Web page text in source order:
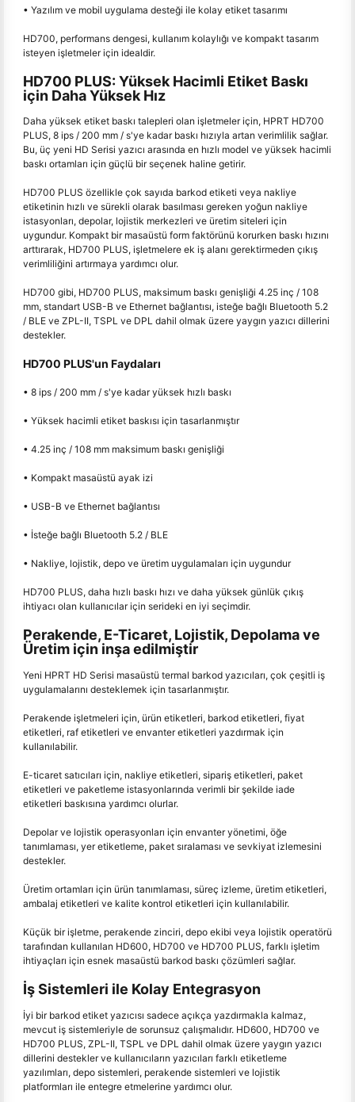
• Yazılım ve mobil uygulama desteği ile kolay etiket tasarımı
HD700, performans dengesi, kullanım kolaylığı ve kompakt tasarım
isteyen işletmeler için idealdir.
HD700 PLUS: Yüksek Hacimli Etiket Baskı
için Daha Yüksek Hız
Daha yüksek etiket baskı talepleri olan işletmeler için, HPRT HD700
PLUS, 8 ips / 200 mm / s'ye kadar baskı hızıyla artan verimlilik sağlar.
Bu, üç yeni HD Serisi yazıcı arasında en hızlı model ve yüksek hacimli
baskı ortamları için güçlü bir seçenek haline getirir.
HD700 PLUS özellikle çok sayıda barkod etiketi veya nakliye
etiketinin hızlı ve sürekli olarak basılması gereken yoğun nakliye
istasyonları, depolar, lojistik merkezleri ve üretim siteleri için
uygundur. Kompakt bir masaüstü form faktörünü korurken baskı hızını
arttırarak, HD700 PLUS, işletmelere ek iş alanı gerektirmeden çıkış
verimliliğini artırmaya yardımcı olur.
HD700 gibi, HD700 PLUS, maksimum baskı genişliği 4.25 inç / 108
mm, standart USB-B ve Ethernet bağlantısı, isteğe bağlı Bluetooth 5.2
/ BLE ve ZPL-II, TSPL ve DPL dahil olmak üzere yaygın yazıcı dillerini
destekler.
HD700 PLUS'un Faydaları
• 8 ips / 200 mm / s'ye kadar yüksek hızlı baskı
• Yüksek hacimli etiket baskısı için tasarlanmıştır
• 4.25 inç / 108 mm maksimum baskı genişliği
• Kompakt masaüstü ayak izi
• USB-B ve Ethernet bağlantısı
• İsteğe bağlı Bluetooth 5.2 / BLE
• Nakliye, lojistik, depo ve üretim uygulamaları için uygundur
HD700 PLUS, daha hızlı baskı hızı ve daha yüksek günlük çıkış
ihtiyacı olan kullanıcılar için serideki en iyi seçimdir.
Perakende, E-Ticaret, Lojistik, Depolama ve
Üretim için inşa edilmiştir
Yeni HPRT HD Serisi masaüstü termal barkod yazıcıları, çok çeşitli iş
uygulamalarını desteklemek için tasarlanmıştır.
Perakende işletmeleri için, ürün etiketleri, barkod etiketleri, fiyat
etiketleri, raf etiketleri ve envanter etiketleri yazdırmak için
kullanılabilir.
E-ticaret satıcıları için, nakliye etiketleri, sipariş etiketleri, paket
etiketleri ve paketleme istasyonlarında verimli bir şekilde iade
etiketleri baskısına yardımcı olurlar.
Depolar ve lojistik operasyonları için envanter yönetimi, öğe
tanımlaması, yer etiketleme, paket sıralaması ve sevkiyat izlemesini
destekler.
Üretim ortamları için ürün tanımlaması, süreç izleme, üretim etiketleri,
ambalaj etiketleri ve kalite kontrol etiketleri için kullanılabilir.
Küçük bir işletme, perakende zinciri, depo ekibi veya lojistik operatörü
tarafından kullanılan HD600, HD700 ve HD700 PLUS, farklı işletim
ihtiyaçları için esnek masaüstü barkod baskı çözümleri sağlar.
İş Sistemleri ile Kolay Entegrasyon
İyi bir barkod etiket yazıcısı sadece açıkça yazdırmakla kalmaz,
mevcut iş sistemleriyle de sorunsuz çalışmalıdır. HD600, HD700 ve
HD700 PLUS, ZPL-II, TSPL ve DPL dahil olmak üzere yaygın yazıcı
dillerini destekler ve kullanıcıların yazıcıları farklı etiketleme
yazılımları, depo sistemleri, perakende sistemleri ve lojistik
platformları ile entegre etmelerine yardımcı olur.